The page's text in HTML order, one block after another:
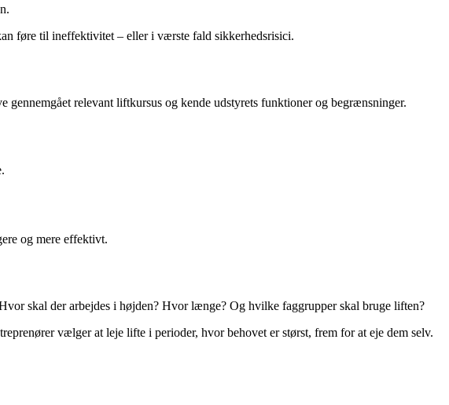
føre til ineffektivitet – eller i værste fald sikkerhedsrisici.
relevant liftkursus og kende udstyrets funktioner og begrænsninger.
og mere effektivt.
skal der arbejdes i højden? Hvor længe? Og hvilke faggrupper skal bruge liften?
vælger at leje lifte i perioder, hvor behovet er størst, frem for at eje dem selv.